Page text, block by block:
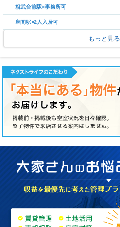
相武台前駅×事務所可
座間駅×2人入居可
もっと見る